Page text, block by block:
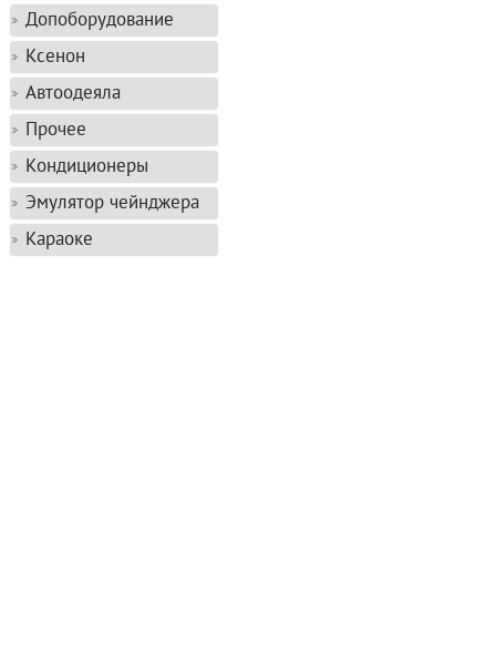
Допоборудование
Ксенон
Автоодеяла
Прочее
Кондиционеры
Эмулятор чейнджера
Караоке